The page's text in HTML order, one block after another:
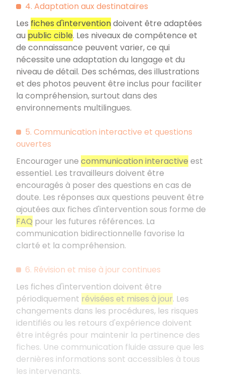
4. Adaptation aux destinataires
Les fiches d'interventiondoivent être adaptées
au public cible. Les niveaux de compétence et
de connaissance peuvent varier, ce qui
nécessite une adaptation du langage et du
niveau de détail. Des schémas, des illustrations
et des photos peuvent être inclus pour faciliter
la compréhension, surtout dans des
environnements multilingues.
5. Communication interactive et questions
ouvertes
Encourager une communication interactive est
essentiel. Les travailleurs doivent être
encouragés à poser des questions en cas de
doute. Les réponses aux questions peuvent être
ajoutées aux fiches d'intervention sous forme de
FAQ pour les futures références. La
communication bidirectionnelle favorise la
clarté et la compréhension.
6. Révision et mise à jour continues
Les fiches d'intervention doivent être
périodiquement révisées et mises à jour. Les
changements dans les procédures, les risques
identifiés ou les retours d'expérience doivent
être intégrés pour maintenir la pertinence des
fiches. Une communication fluide assure que les
dernières informations sont accessibles à tous
les intervenants.